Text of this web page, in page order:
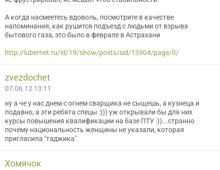
А когда насмеетесь вдоволь, посмотрите в качестве
напоминания, как рушится подъезд с людьми от взрыва
бытового газа, это было в феврале в Астрахани
http://lubernet.ru/id/19/show/posts/sid/13904/page/0/
zvezdochet
07.06.12 13:11
ну а че у нас днем с огнем сварщика не сыщешь, а кузнеца и
подавно, а эти ребята спецы :))) уж открывали бы для них
курсы повышения квалификации на базе ПТУ :))...странно
почему национальность женщины не указали, которая
пригласила "таджика"
Хомячок